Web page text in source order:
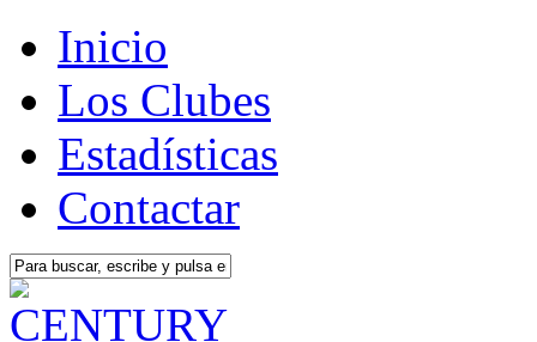
Inicio
Los Clubes
Estadísticas
Contactar